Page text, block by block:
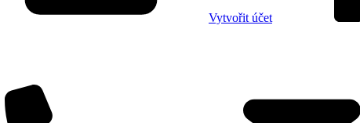
Vytvořit účet